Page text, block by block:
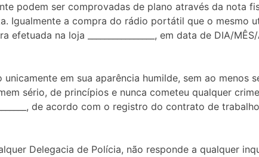
podem ser comprovadas de plano através da nota
Igualmente a compra do rádio portátil que o mesmo
na loja ________________, em data de DIA/
em sua aparência humilde, sem ao menos
sério, de princípios e nunca cometeu qualquer
de acordo com o registro do contrato de
Delegacia de Polícia, não responde a qualquer